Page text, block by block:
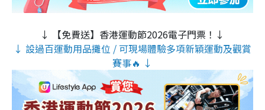
↓ 【免費送】香港運動節2026電子門票！↓
↓ 設過百運動用品攤位 / 可現場體驗多項新穎運動及觀賞
賽事🔥 ↓